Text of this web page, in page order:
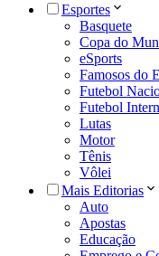
Esportes
Basquete
Copa do
eSports
Famosos do
Futebol
Futebol
Lutas
Motor
Tênis
Vôlei
Mais Editorias
Auto
Apostas
Educação